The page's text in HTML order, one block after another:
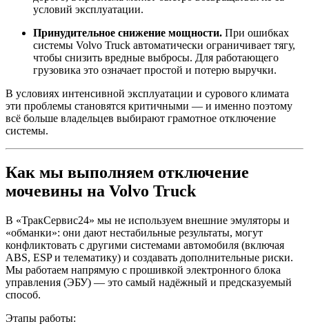
условий эксплуатации.
Принудительное снижение мощности. При ошибках
системы Volvo Truck автоматически ограничивает тягу,
чтобы снизить вредные выбросы. Для работающего
грузовика это означает простой и потерю выручки.
В условиях интенсивной эксплуатации и сурового климата
эти проблемы становятся критичными — и именно поэтому
всё больше владельцев выбирают грамотное отключение
системы.
Как мы выполняем отключение
мочевины на Volvo Truck
В «ТракСервис24» мы не используем внешние эмуляторы и
«обманки»: они дают нестабильные результаты, могут
конфликтовать с другими системами автомобиля (включая
ABS, ESP и телематику) и создавать дополнительные риски.
Мы работаем напрямую с прошивкой электронного блока
управления (ЭБУ) — это самый надёжный и предсказуемый
способ.
Этапы работы: